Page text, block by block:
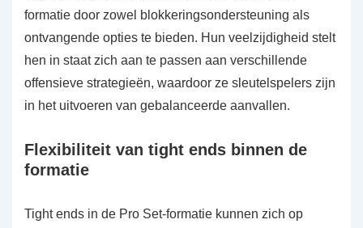
formatie door zowel blokkeringsondersteuning als
ontvangende opties te bieden. Hun veelzijdigheid stelt
hen in staat zich aan te passen aan verschillende
offensieve strategieën, waardoor ze sleutelspelers zijn
in het uitvoeren van gebalanceerde aanvallen.
Flexibiliteit van tight ends binnen de
formatie
Tight ends in de Pro Set-formatie kunnen zich op